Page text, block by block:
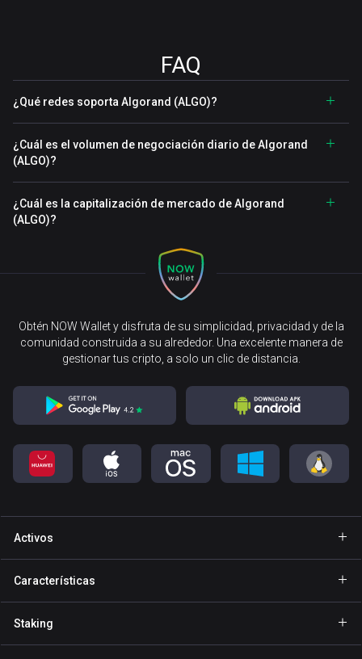
FAQ
¿Qué redes soporta Algorand (ALGO)?
¿Cuál es el volumen de negociación diario de Algorand
(ALGO)?
¿Cuál es la capitalización de mercado de Algorand
(ALGO)?
Obtén NOW Wallet y disfruta de su simplicidad, privacidad y de la
comunidad construida a su alrededor. Una excelente manera de
gestionar tus cripto, a solo un clic de distancia.
Activos
Cartera Binance Coin
Características
Staking